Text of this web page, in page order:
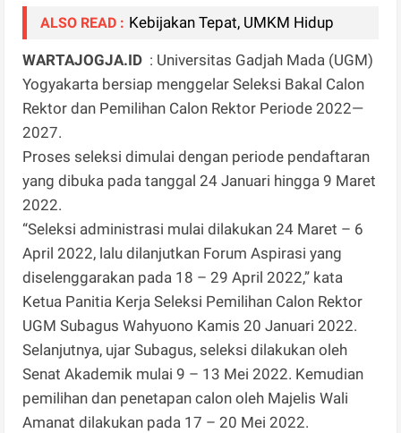
ALSO READ : Kebijakan Tepat, UMKM Hidup
WARTAJOGJA.ID : Universitas Gadjah Mada (UGM)
Yogyakarta bersiap menggelar Seleksi Bakal Calon
Rektor dan Pemilihan Calon Rektor Periode 2022—
2027.
Proses seleksi dimulai dengan periode pendaftaran
yang dibuka pada tanggal 24 Januari hingga 9 Maret
2022.
“Seleksi administrasi mulai dilakukan 24 Maret – 6
April 2022, lalu dilanjutkan Forum Aspirasi yang
diselenggarakan pada 18 – 29 April 2022,” kata
Ketua Panitia Kerja Seleksi Pemilihan Calon Rektor
UGM Subagus Wahyuono Kamis 20 Januari 2022.
Selanjutnya, ujar Subagus, seleksi dilakukan oleh
Senat Akademik mulai 9 – 13 Mei 2022. Kemudian
pemilihan dan penetapan calon oleh Majelis Wali
Amanat dilakukan pada 17 – 20 Mei 2022.